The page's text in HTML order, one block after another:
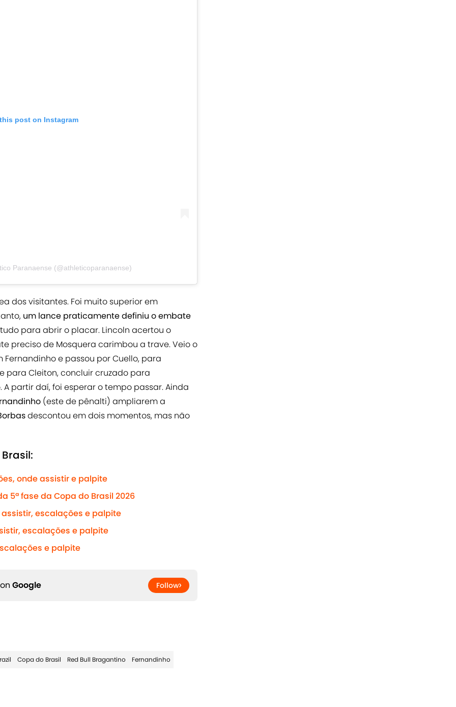
post on Instagram
Paranaense (@athleticoparanaense)
dos visitantes. Foi muito superior em
um lance praticamente definiu o embate
para abrir o placar. Lincoln acertou o
preciso de Mosquera carimbou a trave. Veio o
e passou por Cuello, para
para Cleiton, concluir cruzado para
. A partir daí, foi esperar o tempo passar. Ainda
(este de pênalti) ampliarem a
descontou em dois momentos, mas não
onde assistir e palpite
5ª fase da Copa do Brasil 2026
assistir, escalações e palpite
escalações e palpite
e palpite
Google Follow
Copa do Brasil Red Bull Bragantino Fernandinho